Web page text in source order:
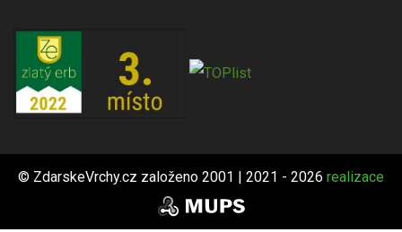
© ZdarskeVrchy.cz založeno 2001 | 2021 - 2026 realizace